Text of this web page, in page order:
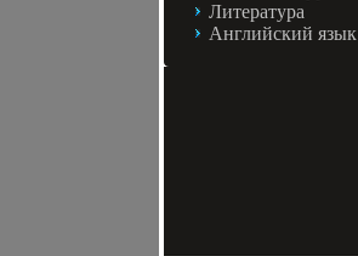
Литература
Английский язык